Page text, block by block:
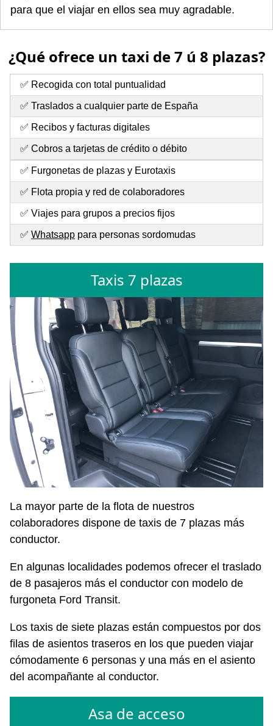
para que el viajar en ellos sea muy agradable.
¿Qué ofrece un taxi de 7 ú 8 plazas?
✅ Recogida con total puntualidad
✅ Traslados a cualquier parte de España
✅ Recibos y facturas digitales
✅ Cobros a tarjetas de crédito o débito
✅ Furgonetas de plazas y Eurotaxis
✅ Flota propia y red de colaboradores
✅ Viajes para grupos a precios fijos
✅ Whatsapp para personas sordomudas
Taxis 7 plazas
La mayor parte de la flota de nuestros
colaboradores dispone de taxis de 7 plazas más
conductor.
En algunas localidades podemos ofrecer el traslado
de 8 pasajeros más el conductor con modelo de
furgoneta Ford Transit.
Los taxis de siete plazas están compuestos por dos
filas de asientos traseros en los que pueden viajar
cómodamente 6 personas y una más en el asiento
del acompañante al conductor.
Asa de acceso